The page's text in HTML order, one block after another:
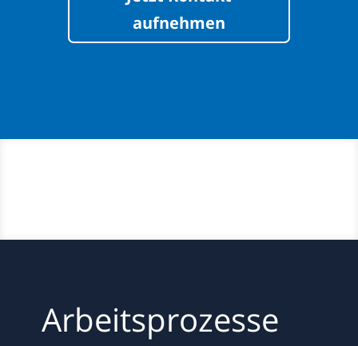
aufnehmen
Arbeitsprozesse